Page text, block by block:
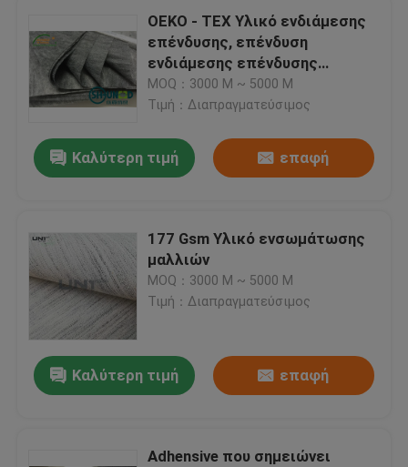
OEKO - TEX Υλικό ενδιάμεσης
επένδυσης, επένδυση
ενδιάμεσης επένδυσης
υφασμάτων N1358F
MOQ：3000 Μ ~ 5000 Μ
Τιμή：Διαπραγματεύσιμος
Καλύτερη τιμή επαφή
177 Gsm Υλικό ενσωμάτωσης
μαλλιών
MOQ：3000 Μ ~ 5000 Μ
Τιμή：Διαπραγματεύσιμος
Καλύτερη τιμή επαφή
Adhensive που σημειώνει